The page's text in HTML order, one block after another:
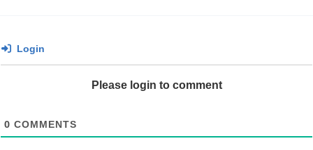
Login
Please login to comment
0 COMMENTS